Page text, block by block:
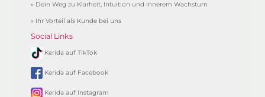
» Dein Weg zu Klarheit, Intuition und innerem Wachstum
» Ihr Vorteil als Kunde bei uns
Social Links
Kerida auf TikTok
Kerida auf Facebook
Kerida auf Instagram